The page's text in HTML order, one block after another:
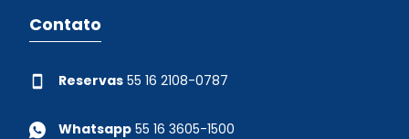
Contato
Reservas 55 16 2108-0787
Whatsapp 55 16 3605-1500